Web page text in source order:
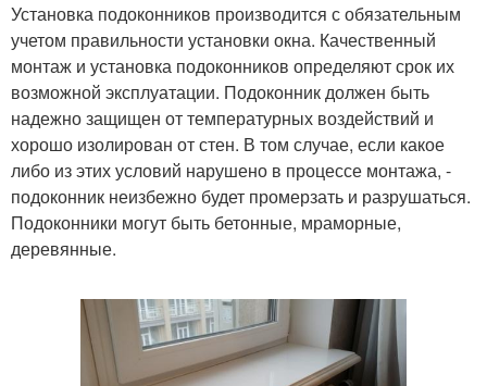
Установка подоконников производится с обязательным
учетом правильности установки окна. Качественный
монтаж и установка подоконников определяют срок их
возможной эксплуатации. Подоконник должен быть
надежно защищен от температурных воздействий и
хорошо изолирован от стен. В том случае, если какое
либо из этих условий нарушено в процессе монтажа, -
подоконник неизбежно будет промерзать и разрушаться.
Подоконники могут быть бетонные, мраморные,
деревянные.